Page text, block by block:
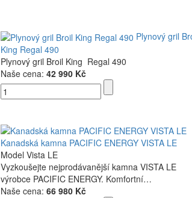
Plynový gril
King Regal 490
Plynový gril Broil King Regal 490
Naše cena: 42 990 Kč
Kanadská kamna PACIFIC ENERGY VISTA LE
Model Vista LE
Vyzkoušejte nejprodávanější kamna VISTA LE
výrobce PACIFIC ENERGY. Komfortní…
Naše cena: 66 980 Kč